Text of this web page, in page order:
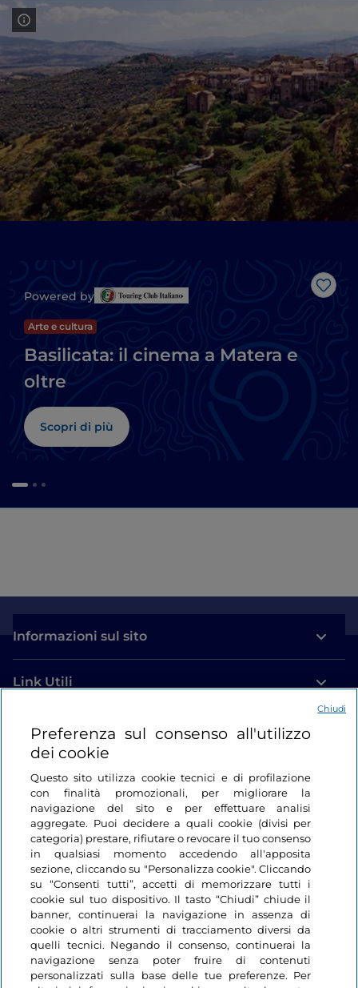
Like
Powered by
Arte e cultura
Basilicata: il cinema a Matera e
oltre
Scopri di più
Informazioni sul sito
Link Utili
Login
Restiamo in contatto
Preferenza sul consenso all'utilizzo
dei cookie
Questo sito utilizza cookie tecnici e di profilazione
con finalità promozionali, per migliorare la
navigazione del sito e per effettuare analisi
aggregate. Puoi decidere a quali cookie (divisi per
categoria) prestare, rifiutare o revocare il tuo consenso
in qualsiasi momento accedendo all'apposita
sezione, cliccando su "Personalizza cookie". Cliccando
su “Consenti tutti”, accetti di memorizzare tutti i
cookie sul tuo dispositivo. Il tasto “Chiudi” chiude il
banner, continuerai la navigazione in assenza di
cookie o altri strumenti di tracciamento diversi da
quelli tecnici. Negando il consenso, continuerai la
navigazione senza poter fruire di contenuti
personalizzati sulla base delle tue preferenze. Per
Chiudi